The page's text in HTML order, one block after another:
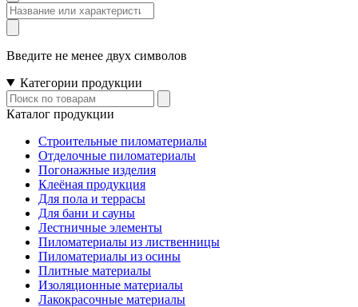
Поиск
по
товарам
Введите не менее двух символов
Категории продукции
Поиск
по
Каталог продукции
Строительные пиломатериалы
Отделочные пиломатериалы
Погонажные изделия
Клеёная продукция
Для пола и террасы
Для бани и сауны
Лестничные элементы
Пиломатериалы из лиственницы
Пиломатериалы из осины
Плитные материалы
Изоляционные материалы
Лакокрасочные материалы